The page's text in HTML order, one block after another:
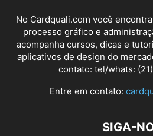
No Cardquali.com você
processo gráfico e
acompanha cursos, dicas e
aplicativos de design do
contato: tel/whats:
Entre em contato:
SIGA-